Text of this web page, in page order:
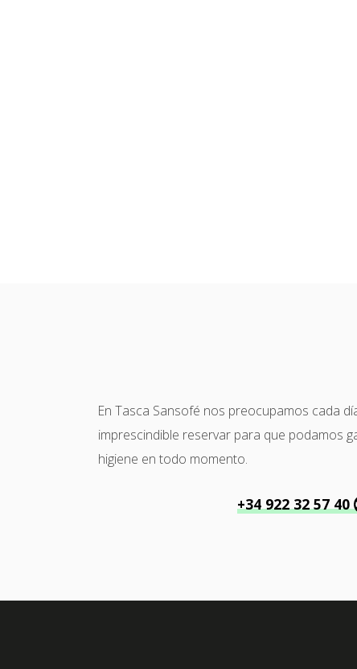
En Tasca Sansofé nos preocupamos cada
imprescindible reservar para que podamos
higiene en todo momento.
+34 922 32 57 40